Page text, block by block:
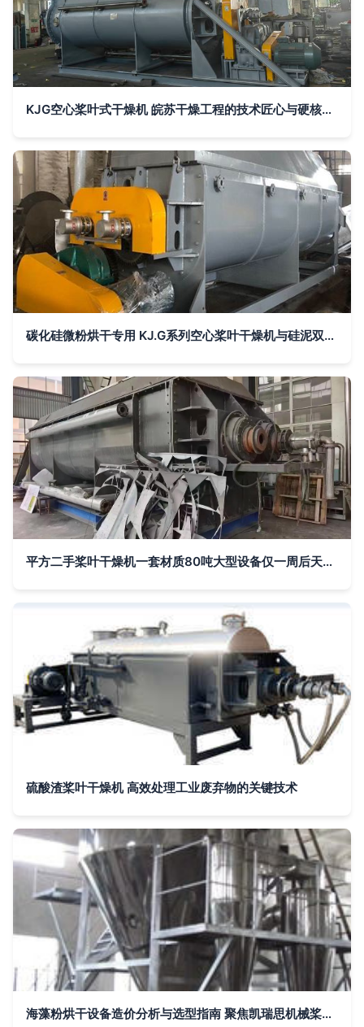
KJG空心桨叶式干燥机 皖苏干燥工程的技术匠心与硬核实力
碳化硅微粉烘干专用 KJ.G系列空心桨叶干燥机与硅泥双浆叶干化烘干机技术解析
平方二手桨叶干燥机一套材质80吨大型设备仅一周后天到家需要的请联系
硫酸渣桨叶干燥机 高效处理工业废弃物的关键技术
海藻粉烘干设备造价分析与选型指南 聚焦凯瑞思机械桨叶干燥机